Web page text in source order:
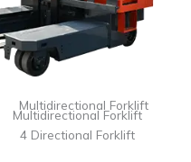
Multidirectional Forklift
Multidirectional Forklift
4 Directional Forklift